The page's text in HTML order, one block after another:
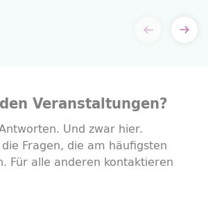
Veranstaltungen?
Und zwar hier.
Fragen, die am häufigsten
Für alle anderen kontaktieren